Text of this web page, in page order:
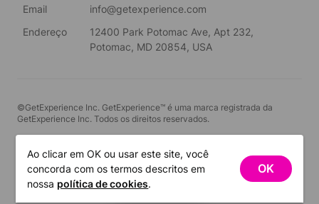
Email
info@getexperience.com
Endereço
12400 Park Potomac Ave, Apt 232,
Potomac, MD 20854, USA
©GetExperience Inc. GetExperience™ é uma marca registrada da
GetExperience Inc. Todos os direitos reservados.
Português
Ao clicar em OK ou usar este site, você
concorda com os termos descritos em
nossa política de cookies.
OK